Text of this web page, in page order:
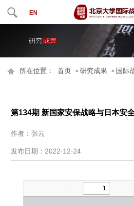
EN
所在位置： 首页 >研究成果 > 国际
第134期 新国家安保战略与日本安
作者：张云
发布日期：2022-12-24